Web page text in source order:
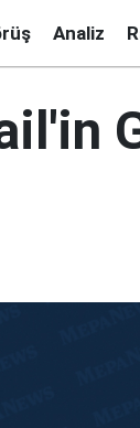
Analiz